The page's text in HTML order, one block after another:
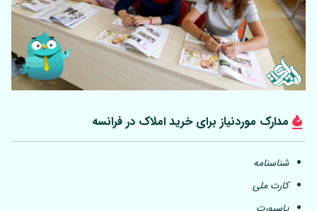
مدارک موردنیاز برای خرید املاک در فرانسه
شناسنامه
کارت ملی